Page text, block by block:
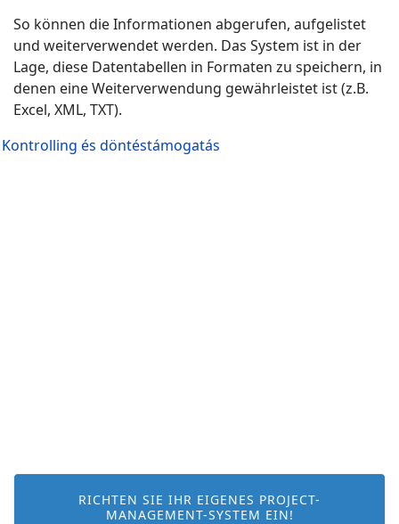
So können die Informationen abgerufen, aufgelistet
und weiterverwendet werden. Das System ist in der
Lage, diese Datentabellen in Formaten zu speichern, in
denen eine Weiterverwendung gewährleistet ist (z.B.
Excel, XML, TXT).
RICHTEN SIE IHR EIGENES PROJECT-
MANAGEMENT-SYSTEM EIN!